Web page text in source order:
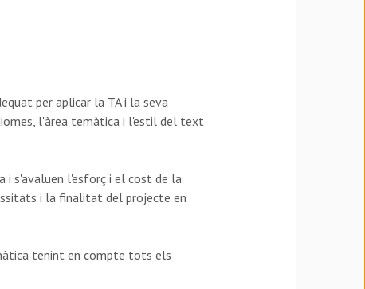
per aplicar la TA i la seva
l'àrea temàtica i l'estil del text
i s'avaluen l'esforç i el cost de la
i la finalitat del projecte en
tenint en compte tots els